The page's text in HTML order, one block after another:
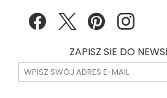
ZAPISZ SIE DO